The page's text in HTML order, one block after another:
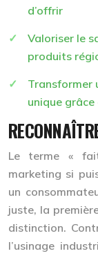
d’offrir
Valoriser le
produits
Transformer
unique
Le terme «
marketing si
un
juste, la
distinction.
l’usinage